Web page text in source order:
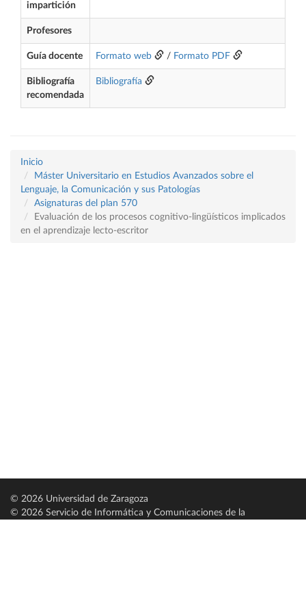
impartición
Profesores
Guía docente Formato web / Formato PDF
Bibliografía
recomendada
Bibliografía
Inicio
Máster Universitario en Estudios Avanzados sobre el
Lenguaje, la Comunicación y sus Patologías
Asignaturas del plan 570
Evaluación de los procesos cognitivo-lingüísticos implicados
en el aprendizaje lecto-escritor
© 2026 Universidad de Zaragoza
© 2026 Servicio de Informática y Comunicaciones de la